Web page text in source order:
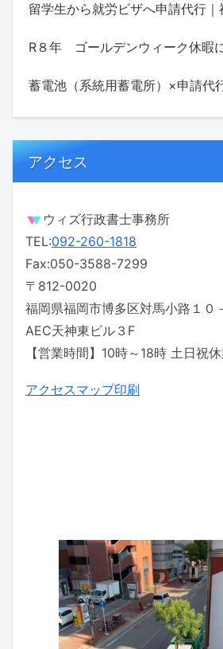
留学生から就労ビザへ申請代行
R８年 ゴールデンウィーク休暇
蓄電池（系統用蓄電所）×申請代
アクセス
ウィズ行政書士事務所
TEL:092-260-1818
Fax:050-3588-7299
〒812-0020
福岡県福岡市博多区対馬小路１０
AEC天神東ビル３F
【営業時間】10時～18時 土日祝
アクセスマップ印刷